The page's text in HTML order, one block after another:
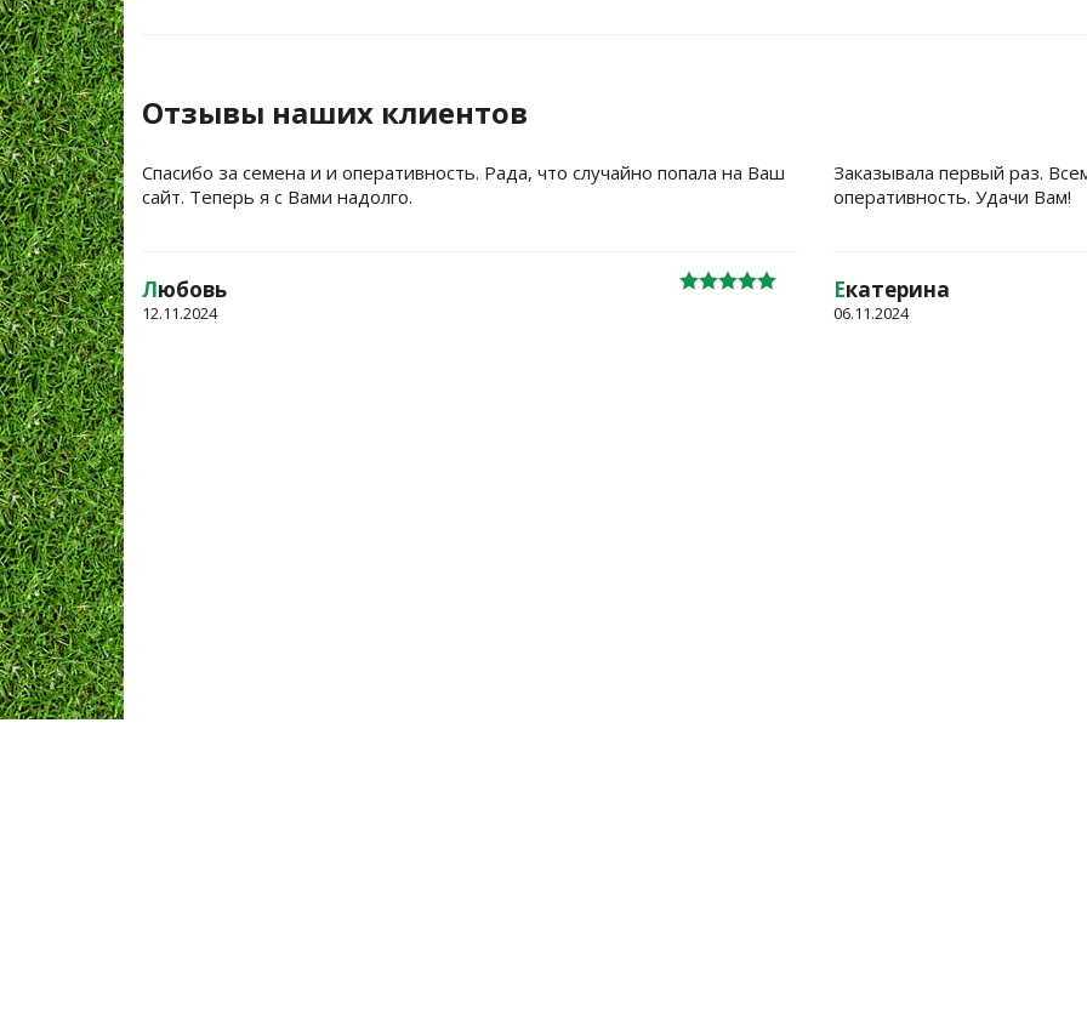
Отзывы наших клиентов
Спасибо за семена и и оперативность. Рада, что случайно попала на Ваш
сайт. Теперь я с Вами надолго.
Любовь
12.11.2024
Заказывала первый раз.
оперативность. Удачи Вам!
Екатерина
06.11.2024